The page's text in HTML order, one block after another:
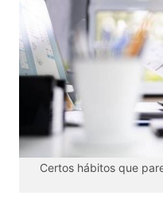
Certos hábitos que